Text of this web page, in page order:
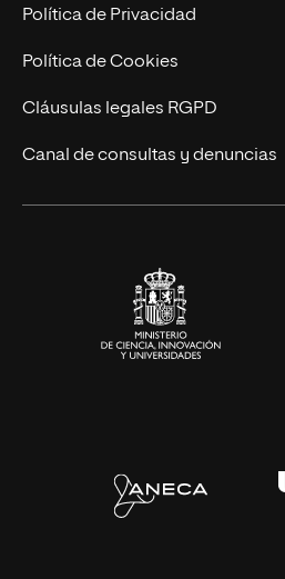
Postgrados
Cursos Universitarios
Trabaja en UNIR
Actualidad
UNIR Revista
Eventos
Política de Privacidad
Política de Cookies
Cláusulas legales RGPD
Canal de consultas y denuncias